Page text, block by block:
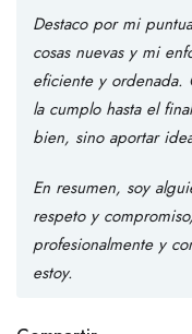
Destaco por mi
cosas nuevas y mi
eficiente y ordenada.
la cumplo hasta el
bien, sino aportar
En resumen, soy
respeto y
profesionalmente y
estoy.